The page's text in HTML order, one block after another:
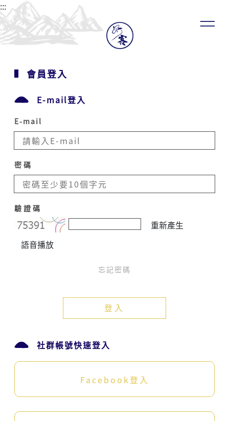
:::
會員登入
E-mail登入
E-mail
密碼
驗證碼
重新產生
語音播放
忘記密碼
登入
社群帳號快速登入
Facebook登入